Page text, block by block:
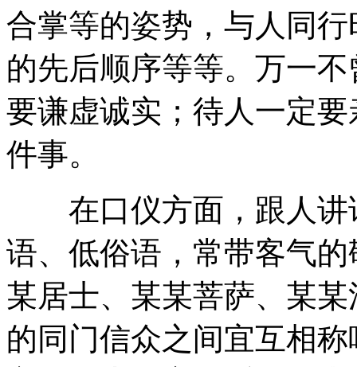
合掌等的姿势，与人同
的先后顺序等等。万一
要谦虚诚实；待人一定
件事。
在口仪方面，跟人讲
语、低俗语，常带客气
某居士、某某菩萨、某
的同门信众之间宜互相